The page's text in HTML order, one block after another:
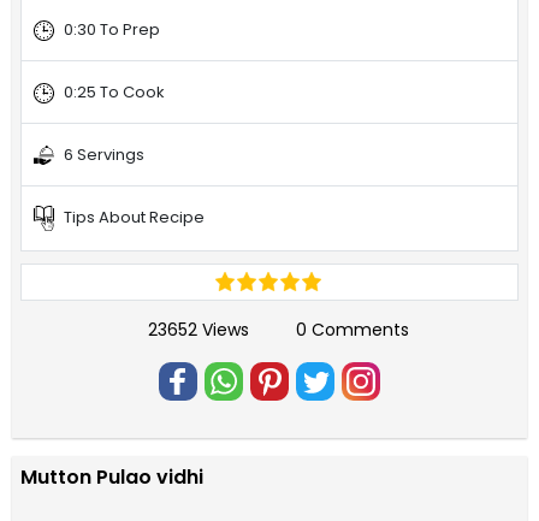
0:30 To Prep
0:25 To Cook
6 Servings
Tips About Recipe
23652 Views 0 Comments
Mutton Pulao vidhi